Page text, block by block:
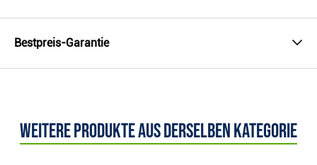
Bestpreis-Garantie
Weitere Produkte aus derselben Kategorie